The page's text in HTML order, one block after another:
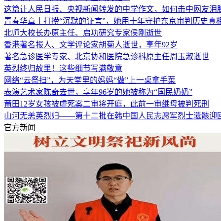
这篇让人民日报、央视新闻转发的中学作文，如何击中网友
青春华章丨打捞“沉默的证言”，她用十年守护东京审判历史真
北师大校长办原主任、启功研究专家侯刚逝世
香港著名报人、文学评论家胡菊人逝世，享年92岁
著名急诊医学专家、北京协和医院急诊科原主任周玉淑逝世
英烈终归故里！这些细节写满敬意
网络“云祭扫”，为天堂里的妈妈“做”上一桌拿手菜
表演艺术家陈奇去世，享年96岁的她被称为“国民奶奶”
莆田12岁女孩被虐死案二审将开庭，此前一审继母被判死刑
山河无恙英烈归——第十二批在韩中国人民志愿军烈士遗骸迎
官方新闻